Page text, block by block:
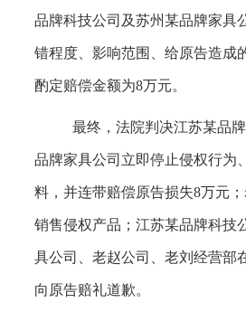
品牌科技公司及苏州某品牌家具
错程度、影响范围、给原告造成
酌定赔偿金额为8万元。
最终，法院判决江苏某品
品牌家具公司立即停止侵权行为
料，并连带赔偿原告损失8万元
销售侵权产品；江苏某品牌科技
具公司、老赵公司、老刘经营部
向原告赔礼道歉。